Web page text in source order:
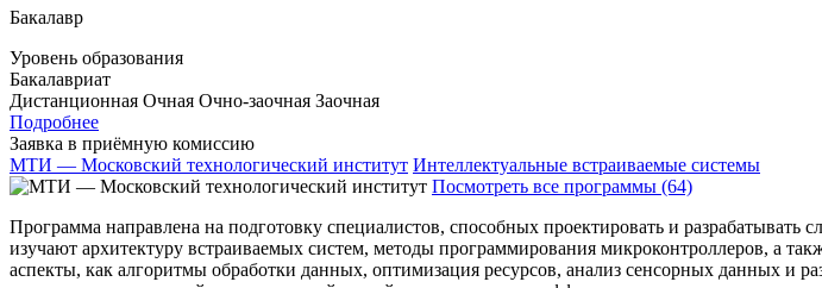
Бакалавр
Уровень образования
Бакалавриат
Дистанционная Очная Очно-заочная Заочная
Подробнее
Заявка в приёмную комиссию
МТИ — Московский технологический институт Интеллектуальные встраиваемые системы
Посмотреть все программы (64)
Программа направлена на подготовку специалистов, способных проектировать и
изучают архитектуру встраиваемых систем, методы программирования микроконтроллеров, а
аспекты, как алгоритмы обработки данных, оптимизация ресурсов, анализ сенсорных данных и